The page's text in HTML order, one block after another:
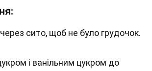
сито, щоб не було грудочок.
і ванільним цукром до